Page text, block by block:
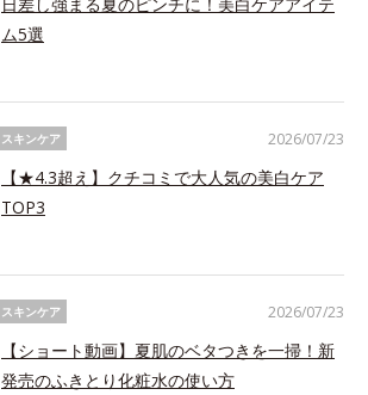
ム5選
スキンケア
【★4.3超え】クチコミで大人気の美白ケア
TOP3
2026/07/23
スキンケア
【ショート動画】夏肌のベタつきを一掃！新
発売のふきとり化粧水の使い方
2026/07/23